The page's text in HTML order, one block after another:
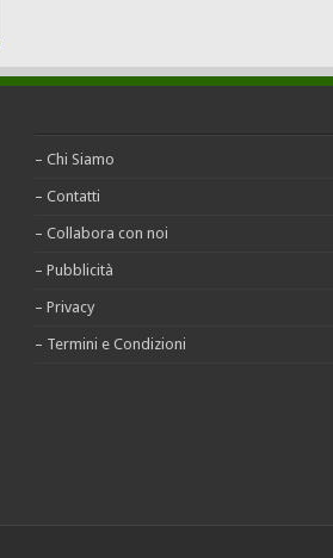
– Chi Siamo
– Contatti
– Collabora con noi
– Pubblicità
– Privacy
– Termini e Condizioni